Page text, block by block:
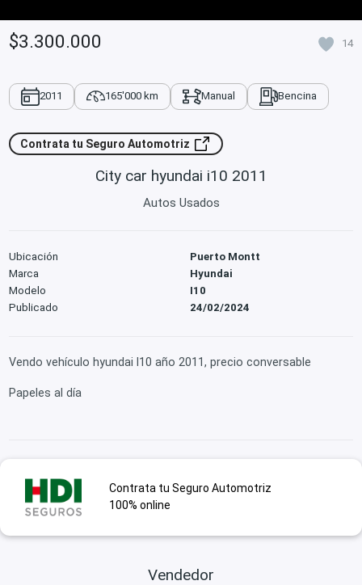
$3.300.000 14
2011 165'000 km Manual Bencina
Contrata tu Seguro Automotriz
City car hyundai i10 2011
Autos Usados
Ubicación
Puerto Montt
Marca
Hyundai
Modelo
I10
Publicado
24/02/2024
Vendo vehículo hyundai I10 año 2011, precio conversable
Papeles al día
Contrata tu Seguro Automotriz
100% online
Vendedor